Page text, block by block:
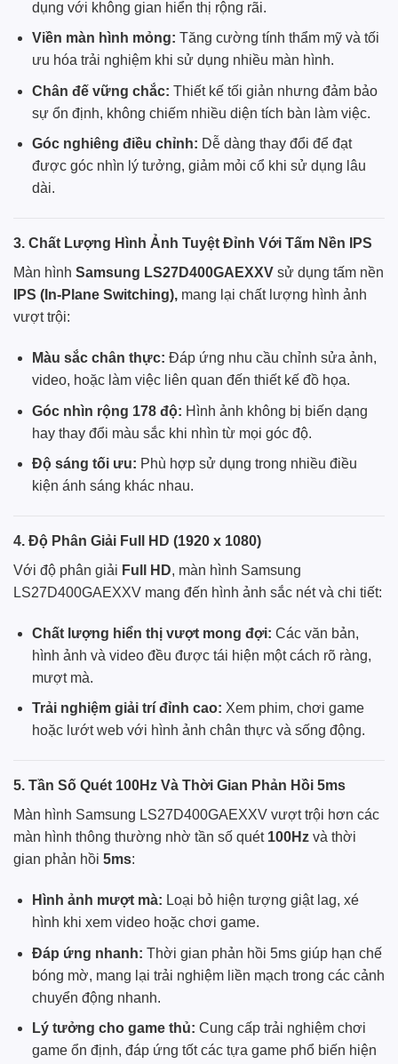
dụng với không gian hiển thị rộng rãi.
Viền màn hình mỏng: Tăng cường tính thẩm mỹ và tối
ưu hóa trải nghiệm khi sử dụng nhiều màn hình.
Chân đế vững chắc: Thiết kế tối giản nhưng đảm bảo
sự ổn định, không chiếm nhiều diện tích bàn làm việc.
Góc nghiêng điều chỉnh: Dễ dàng thay đổi để đạt
được góc nhìn lý tưởng, giảm mỏi cổ khi sử dụng lâu
dài.
3. Chất Lượng Hình Ảnh Tuyệt Đỉnh Với Tấm Nền IPS
Màn hình Samsung LS27D400GAEXXV sử dụng tấm nền
IPS (In-Plane Switching), mang lại chất lượng hình ảnh
vượt trội:
Màu sắc chân thực: Đáp ứng nhu cầu chỉnh sửa ảnh,
video, hoặc làm việc liên quan đến thiết kế đồ họa.
Góc nhìn rộng 178 độ: Hình ảnh không bị biến dạng
hay thay đổi màu sắc khi nhìn từ mọi góc độ.
Độ sáng tối ưu: Phù hợp sử dụng trong nhiều điều
kiện ánh sáng khác nhau.
4. Độ Phân Giải Full HD (1920 x 1080)
Với độ phân giải Full HD, màn hình Samsung
LS27D400GAEXXV mang đến hình ảnh sắc nét và chi tiết:
Chất lượng hiển thị vượt mong đợi: Các văn bản,
hình ảnh và video đều được tái hiện một cách rõ ràng,
mượt mà.
Trải nghiệm giải trí đỉnh cao: Xem phim, chơi game
hoặc lướt web với hình ảnh chân thực và sống động.
5. Tần Số Quét 100Hz Và Thời Gian Phản Hồi 5ms
Màn hình Samsung LS27D400GAEXXV vượt trội hơn các
màn hình thông thường nhờ tần số quét 100Hz và thời
gian phản hồi 5ms:
Hình ảnh mượt mà: Loại bỏ hiện tượng giật lag, xé
hình khi xem video hoặc chơi game.
Đáp ứng nhanh: Thời gian phản hồi 5ms giúp hạn chế
bóng mờ, mang lại trải nghiệm liền mạch trong các cảnh
chuyển động nhanh.
Lý tưởng cho game thủ: Cung cấp trải nghiệm chơi
game ổn định, đáp ứng tốt các tựa game phổ biến hiện